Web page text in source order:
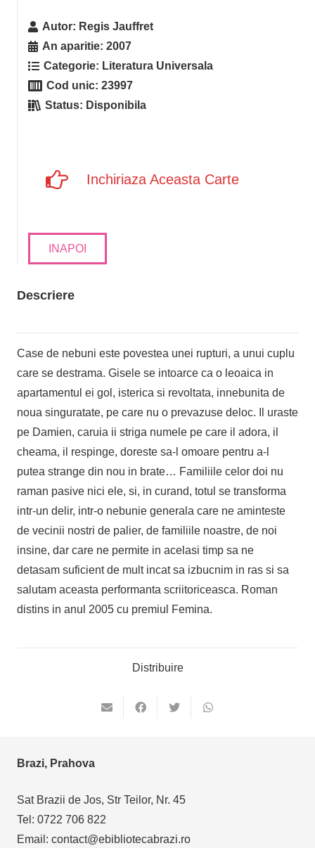
Autor: Regis Jauffret
An aparitie:2007
Categorie: Literatura Universala
Cod unic:23997
Status: Disponibila
Inchiriaza Aceasta Carte
INAPOI
Descriere
Case de nebuni este povestea unei rupturi, a unui cuplu
care se destrama. Gisele se intoarce ca o leoaica in
apartamentul ei gol, isterica si revoltata, innebunita de
noua singuratate, pe care nu o prevazuse deloc. Il uraste
pe Damien, caruia ii striga numele pe care il adora, il
cheama, il respinge, doreste sa-l omoare pentru a-l
putea strange din nou in brate… Familiile celor doi nu
raman pasive nici ele, si, in curand, totul se transforma
intr-un delir, intr-o nebunie generala care ne aminteste
de vecinii nostri de palier, de familiile noastre, de noi
insine, dar care ne permite in acelasi timp sa ne
detasam suficient de mult incat sa izbucnim in ras si sa
salutam aceasta performanta scriitoriceasca. Roman
distins in anul 2005 cu premiul Femina.
Distribuire
Brazi, Prahova
Sat Brazii de Jos, Str Teilor, Nr. 45
Tel: 0722 706 822
Email: contact@ebibliotecabrazi.ro